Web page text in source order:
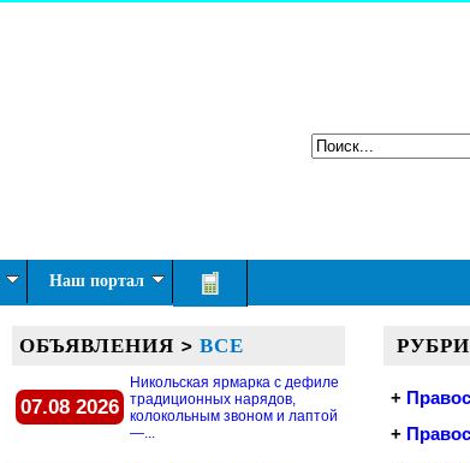
Наш портал
ОБЪЯВЛЕНИЯ > ВСЕ
07.08 2026
Никольская ярмарка с дефиле
традиционных нарядов,
колокольным звоном и лаптой
—...
+
+